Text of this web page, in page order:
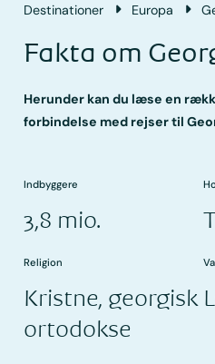
Destinationer Europa
Fakta om
Herunder kan du læse en
forbindelse med rejser til
Indbyggere
3,8 mio.
Religion
Kristne, georgisk
ortodokse